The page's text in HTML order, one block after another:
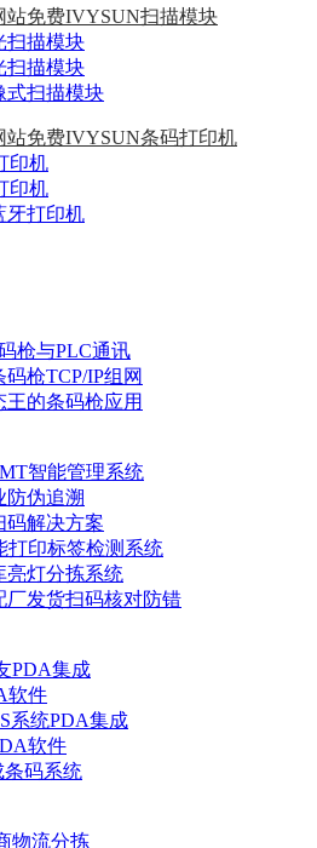
站免费IVYSUN扫描模块
扫描模块
扫描模块
式扫描模块
站免费IVYSUN条码打印机
印机
印机
牙打印机
枪与PLC通讯
码枪TCP/IP组网
王的条码枪应用
智能管理系统
防伪追溯
码解决方案
打印标签检测系统
亮灯分拣系统
厂发货扫码核对防错
PDA集成
软件
系统PDA集成
软件
条码系统
物流分拣